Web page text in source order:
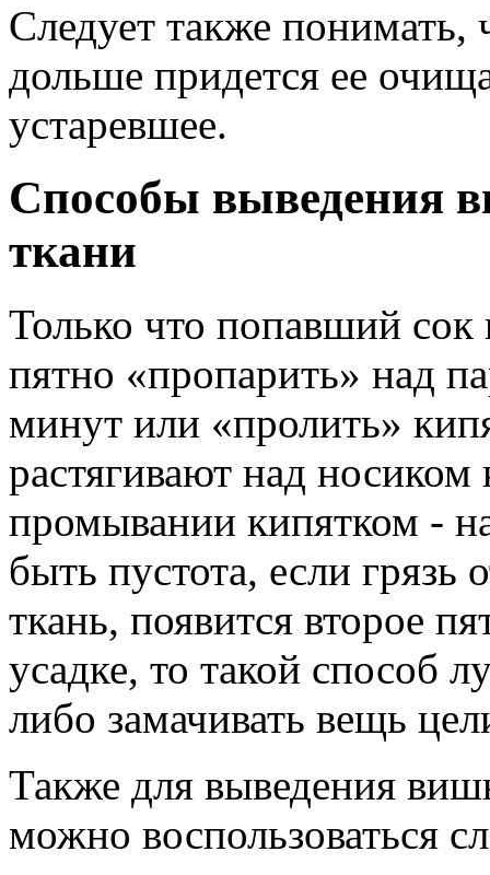
Следует также понимать,
дольше придется ее
устаревшее.
Способы выведения
ткани
Только что попавший сок
пятно «пропарить» над
минут или «пролить»
растягивают над
промывании кипятком -
быть пустота, если грязь
ткань, появится второе
усадке, то такой способ
либо замачивать вещь
Также для выведения
можно воспользоваться